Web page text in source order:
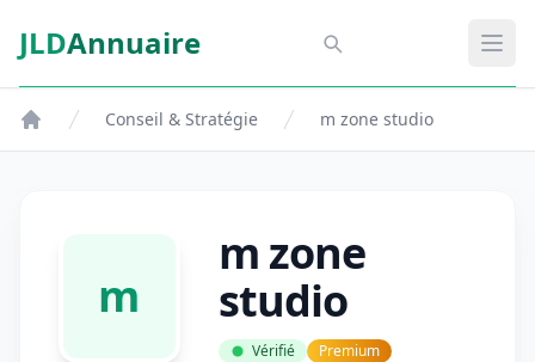
JLD Annuaire
JLDAnnuaire
Conseil & Stratégie m zone studio
m
m zone
studio
Vérifié Premium